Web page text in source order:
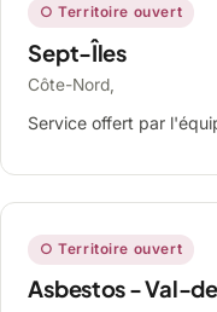
○ Territoire ouvert
Sept-Îles
Côte-Nord,
Service offert par
○ Territoire ouvert
Asbestos - Val-